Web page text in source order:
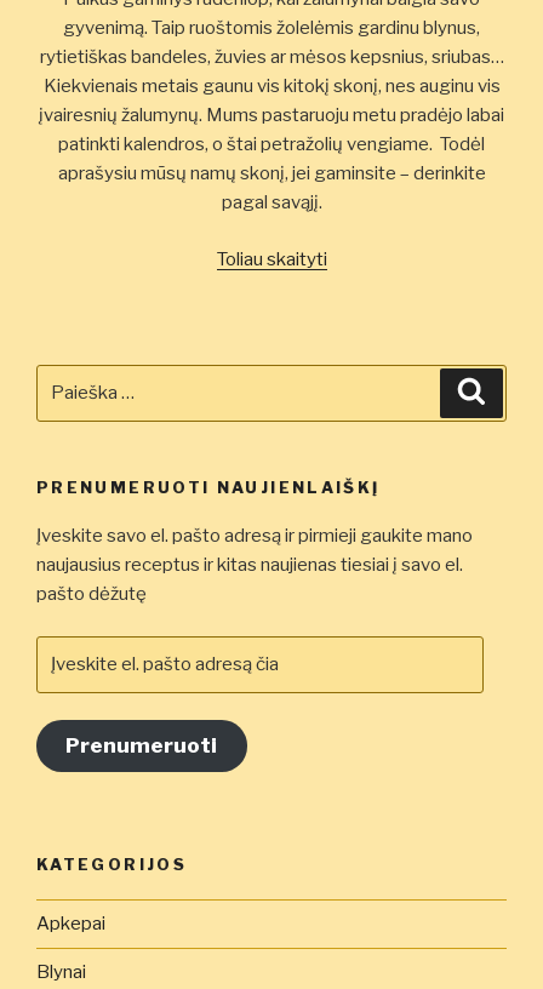
gyvenimą. Taip ruoštomis žolelėmis gardinu blynus,
rytietiškas bandeles, žuvies ar mėsos kepsnius, sriubas…
Kiekvienais metais gaunu vis kitokį skonį, nes auginu vis
įvairesnių žalumynų. Mums pastaruoju metu pradėjo labai
patinkti kalendros, o štai petražolių vengiame. Todėl
aprašysiu mūsų namų skonį, jei gaminsite – derinkite
pagal savąjį.
Toliau skaityti„Žalumynų
PRENUMERUOTI NAUJIENLAIŠKĮ
Įveskite savo el. pašto adresą ir pirmieji gaukite mano
naujausius receptus ir kitas naujienas tiesiai į savo el.
pašto dėžutę
el.
adresą
čia
Prenumeruoti
KATEGORIJOS
Apkepai
Blynai